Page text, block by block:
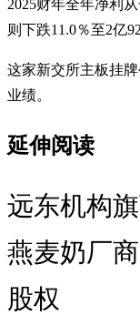
2025财年全年净利
则下跌11.0％至2亿
这家新交所主板挂
业绩。
延伸阅读
远东机构
燕麦奶厂
股权